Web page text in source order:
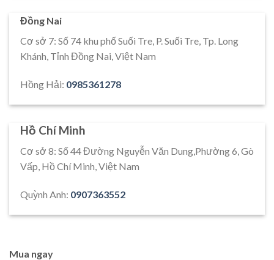
Đồng Nai
Cơ sở 7: Số 74 khu phố Suối Tre, P. Suối Tre, Tp. Long
Khánh, Tỉnh Đồng Nai, Việt Nam
Hồng Hải: 0985361278
Hồ Chí Minh
Cơ sở 8: Số 44 Đường Nguyễn Văn Dung,Phường 6, Gò
Vấp, Hồ Chí Minh, Việt Nam
Quỳnh Anh: 0907363552
Mua ngay